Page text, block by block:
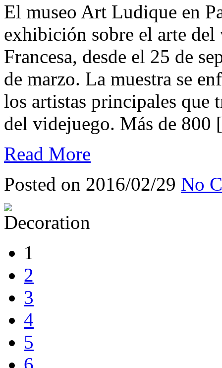
El museo Art Ludique en
exhibición sobre el arte
Francesa, desde el 25 de
de marzo. La muestra se
los artistas principales que
del videjuego. Más de
Read More
Posted on 2016/02/29 No
1
2
3
4
5